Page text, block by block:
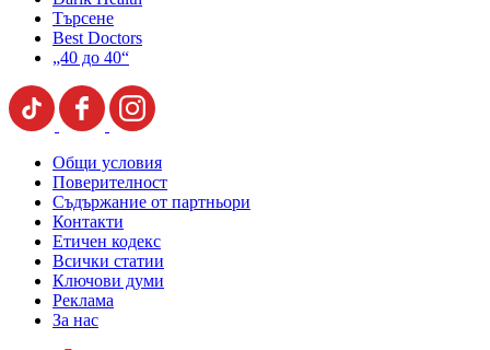
Търсене
Best Doctors
„40 до 40“
Общи условия
Поверителност
Съдържание от партньори
Контакти
Етичен кодекс
Всички статии
Ключови думи
Реклама
За нас